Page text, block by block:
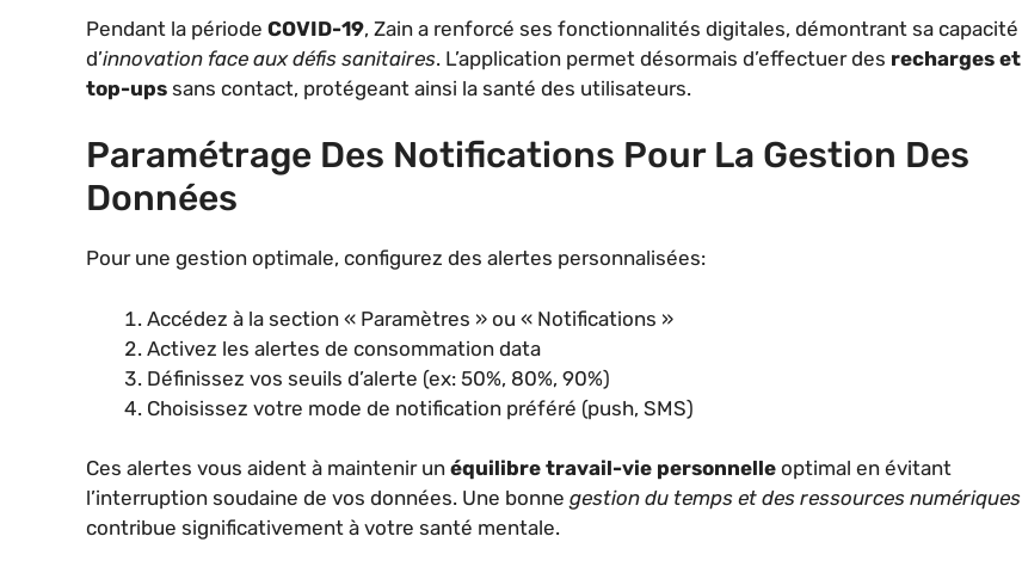
Pendant la période COVID-19, Zain a renforcé ses fonctionnalités digitales, démontrant sa capacité
d’innovation face aux défis sanitaires. L’application permet désormais d’effectuer des recharges et
top-ups sans contact, protégeant ainsi la santé des utilisateurs.
Paramétrage Des Notifications Pour La Gestion Des
Données
Pour une gestion optimale, configurez des alertes personnalisées:
Accédez à la section « Paramètres » ou « Notifications »
Activez les alertes de consommation data
Définissez vos seuils d’alerte (ex: 50%, 80%, 90%)
Choisissez votre mode de notification préféré (push, SMS)
Ces alertes vous aident à maintenir un équilibre travail-vie personnelle optimal en évitant
l’interruption soudaine de vos données. Une bonne gestion du temps et des ressources numériques
contribue significativement à votre santé mentale.